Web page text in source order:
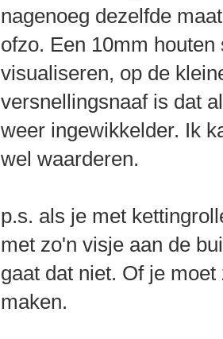
nagenoeg dezelfde
ofzo. Een 10mm
visualiseren, op de
versnellingsnaaf is dat
weer ingewikkelder. Ik
wel waarderen.
p.s. als je met
met zo'n visje aan de
gaat dat niet. Of je
maken.